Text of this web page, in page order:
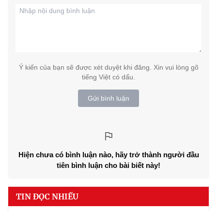
Ý kiến của bạn sẽ được xét duyệt khi đăng. Xin vui lòng gõ
tiếng Việt có dấu.
Gửi bình luận
Hiện chưa có bình luận nào, hãy trở thành người đầu
tiên bình luận cho bài biết này!
TIN ĐỌC NHIỀU